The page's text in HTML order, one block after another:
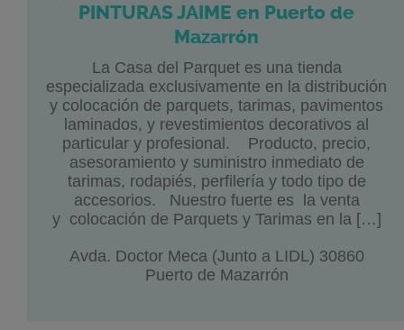
PINTURAS JAIME en Puerto de
Mazarrón
La Casa del Parquet es una tienda
especializada exclusivamente en la distribución
y colocación de parquets, tarimas, pavimentos
laminados, y revestimientos decorativos al
particular y profesional. Producto, precio,
asesoramiento y suministro inmediato de
tarimas, rodapiés, perfilería y todo tipo de
accesorios. Nuestro fuerte es la venta
y colocación de Parquets y Tarimas en la […]
Avda. Doctor Meca (Junto a LIDL) 30860
Puerto de Mazarrón